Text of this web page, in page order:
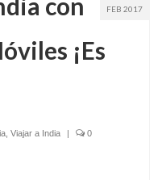
FEB 2017
¡Es
Viajar a India | 0